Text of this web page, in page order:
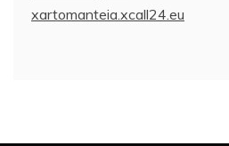
xartomanteia.xcall24.eu